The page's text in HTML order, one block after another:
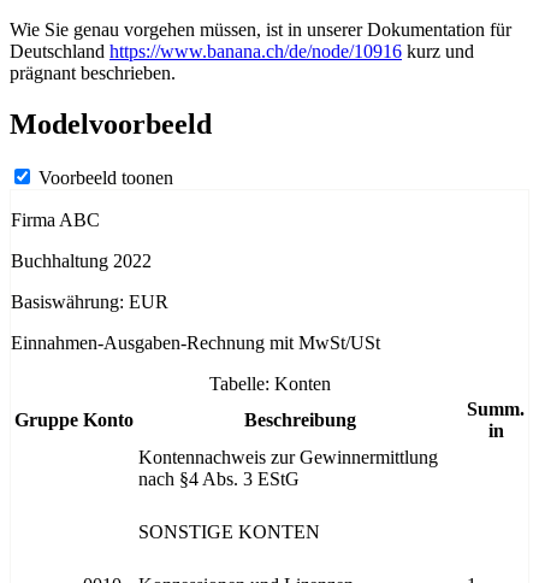
Wie Sie genau vorgehen müssen, ist in unserer Dokumentation für
Deutschland https://www.banana.ch/de/node/10916 kurz und
prägnant beschrieben.
Modelvoorbeeld
Voorbeeld toonen
Firma ABC
Buchhaltung 2022
Basiswährung: EUR
Einnahmen-Ausgaben-Rechnung mit MwSt/USt
Tabelle: Konten
Gruppe Konto Beschreibung
Summ.
in
Kontennachweis zur Gewinnermittlung
nach §4 Abs. 3 EStG
SONSTIGE KONTEN